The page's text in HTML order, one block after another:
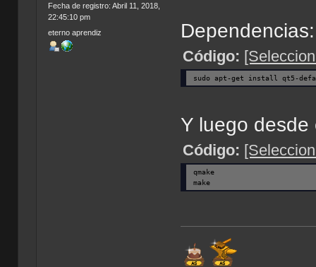
Fecha de registro: Abril 11, 2018,
22:45:10 pm
eterno aprendiz
Dependencias:
Código:
sudo apt-get install qt5-
Y luego desde
Código:
qmake
make